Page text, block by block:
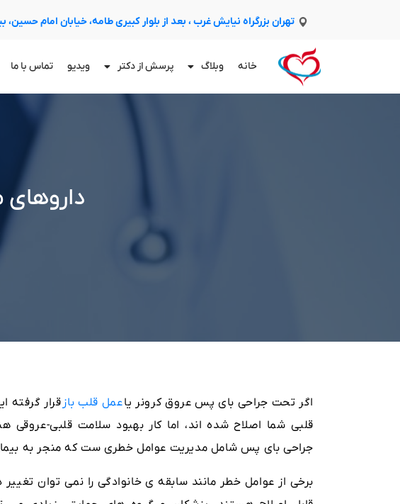
تهران بزرگراه نیایش غرب ، بعد از بلوار کبیری طامه، خیابان امام حسین،
خانه وبلاگ پرسش از دکتر ویدیو تماس با ما
اگر تحت جراحی بای پس عروق کرونر یاعمل قلب باز قرار گرفته
قلبی شما اصلاح شده اند، اما کار بهبود سلامت قلبی-عروقی
جراحی بای پس شامل مدیریت عوامل خطری ست که منجر به
برخی از عوامل خطر مانند سابقه ی خانوادگی را نمی توان